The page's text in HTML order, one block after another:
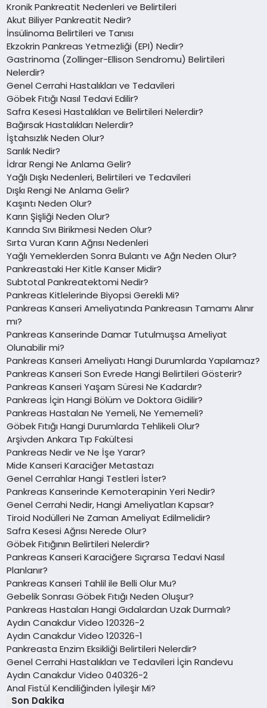
Kronik Pankreatit Nedenleri ve Belirtileri
Akut Biliyer Pankreatit Nedir?
İnsülinoma Belirtileri ve Tanısı
Ekzokrin Pankreas Yetmezliği (EPI) Nedir?
Gastrinoma (Zollinger-Ellison Sendromu) Belirtileri
Nelerdir?
Genel Cerrahi Hastalıkları ve Tedavileri
Göbek Fıtığı Nasıl Tedavi Edilir?
Safra Kesesi Hastalıkları ve Belirtileri Nelerdir?
Bağırsak Hastalıkları Nelerdir?
İştahsızlık Neden Olur?
Sarılık Nedir?
İdrar Rengi Ne Anlama Gelir?
Yağlı Dışkı Nedenleri, Belirtileri ve Tedavileri
Dışkı Rengi Ne Anlama Gelir?
Kaşıntı Neden Olur?
Karın Şişliği Neden Olur?
Karında Sıvı Birikmesi Neden Olur?
Sırta Vuran Karın Ağrısı Nedenleri
Yağlı Yemeklerden Sonra Bulantı ve Ağrı Neden Olur?
Pankreastaki Her Kitle Kanser Midir?
Subtotal Pankreatektomi Nedir?
Pankreas Kitlelerinde Biyopsi Gerekli Mi?
Pankreas Kanseri Ameliyatında Pankreasın Tamamı Alınır
mı?
Pankreas Kanserinde Damar Tutulmuşsa Ameliyat
Olunabilir mi?
Pankreas Kanseri Ameliyatı Hangi Durumlarda Yapılamaz?
Pankreas Kanseri Son Evrede Hangi Belirtileri Gösterir?
Pankreas Kanseri Yaşam Süresi Ne Kadardır?
Pankreas İçin Hangi Bölüm ve Doktora Gidilir?
Pankreas Hastaları Ne Yemeli, Ne Yememeli?
Göbek Fıtığı Hangi Durumlarda Tehlikeli Olur?
Arşivden Ankara Tıp Fakültesi
Pankreas Nedir ve Ne İşe Yarar?
Mide Kanseri Karaciğer Metastazı
Genel Cerrahlar Hangi Testleri İster?
Pankreas Kanserinde Kemoterapinin Yeri Nedir?
Genel Cerrahi Nedir, Hangi Ameliyatları Kapsar?
Tiroid Nodülleri Ne Zaman Ameliyat Edilmelidir?
Safra Kesesi Ağrısı Nerede Olur?
Göbek Fıtığının Belirtileri Nelerdir?
Pankreas Kanseri Karaciğere Sıçrarsa Tedavi Nasıl
Planlanır?
Pankreas Kanseri Tahlil ile Belli Olur Mu?
Gebelik Sonrası Göbek Fıtığı Neden Oluşur?
Pankreas Hastaları Hangi Gıdalardan Uzak Durmalı?
Aydın Canakdur Video 120326-2
Aydın Canakdur Video 120326-1
Pankreasta Enzim Eksikliği Belirtileri Nelerdir?
Genel Cerrahi Hastalıkları ve Tedavileri İçin Randevu
Aydın Canakdur Video 040326-2
Anal Fistül Kendiliğinden İyileşir Mi?
Son Dakika